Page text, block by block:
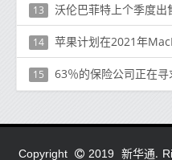
13 沃伦巴菲特上个季度
14 苹果计划在2021年
15 63％的保险公司正在寻求在
Copyright 2019 新华通.